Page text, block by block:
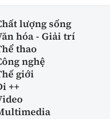
lượng sống
hóa - Giải trí
thao
nghệ
giới
++